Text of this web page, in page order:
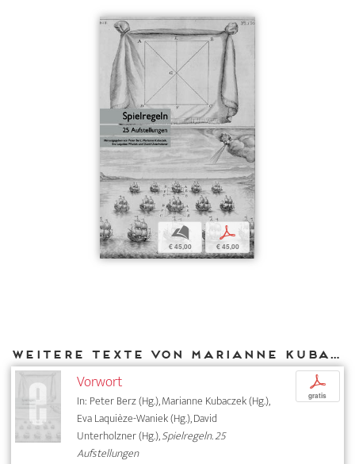
b
€ 45,00
p
€ 45,00
Weitere Texte von Marianne Kubaczek bei DIAPHANES
Vorwort
In: Peter Berz (Hg.), Marianne Kubaczek (Hg.),
Eva Laquièze-Waniek (Hg.), David
Unterholzner (Hg.),Spielregeln. 25
Aufstellungen
p
gratis